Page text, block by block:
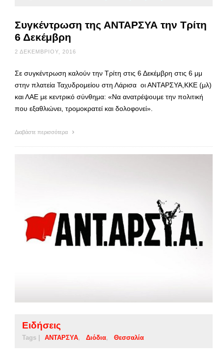
Συγκέντρωση της ΑΝΤΑΡΣΥΑ την Τρίτη
6 Δεκέμβρη
2 ΔΕΚΕΜΒΡΊΟΥ, 2016
Σε συγκέντρωση καλούν την Τρίτη στις 6 Δεκέμβρη στις 6 μμ
στην πλατεία Ταχυδρομείου στη Λάρισα οι ΑΝΤΑΡΣΥΑ,ΚΚΕ (μλ)
και ΛΑΕ με κεντρικό σύνθημα: «Να ανατρέψουμε την πολιτική
που εξαθλιώνει, τρομοκρατεί και δολοφονεί».
Διαβάστε περισσότερα
Ειδήσεις
Tags | ΑΝΤΑΡΣΥΑ Διόδια Θεσσαλία